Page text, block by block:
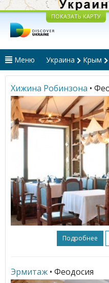
ПОКАЗАТЬ КАРТУ
Меню Украина Крым
Хижина Робинзона •
Подробнее
Эрмитаж • Феодосия